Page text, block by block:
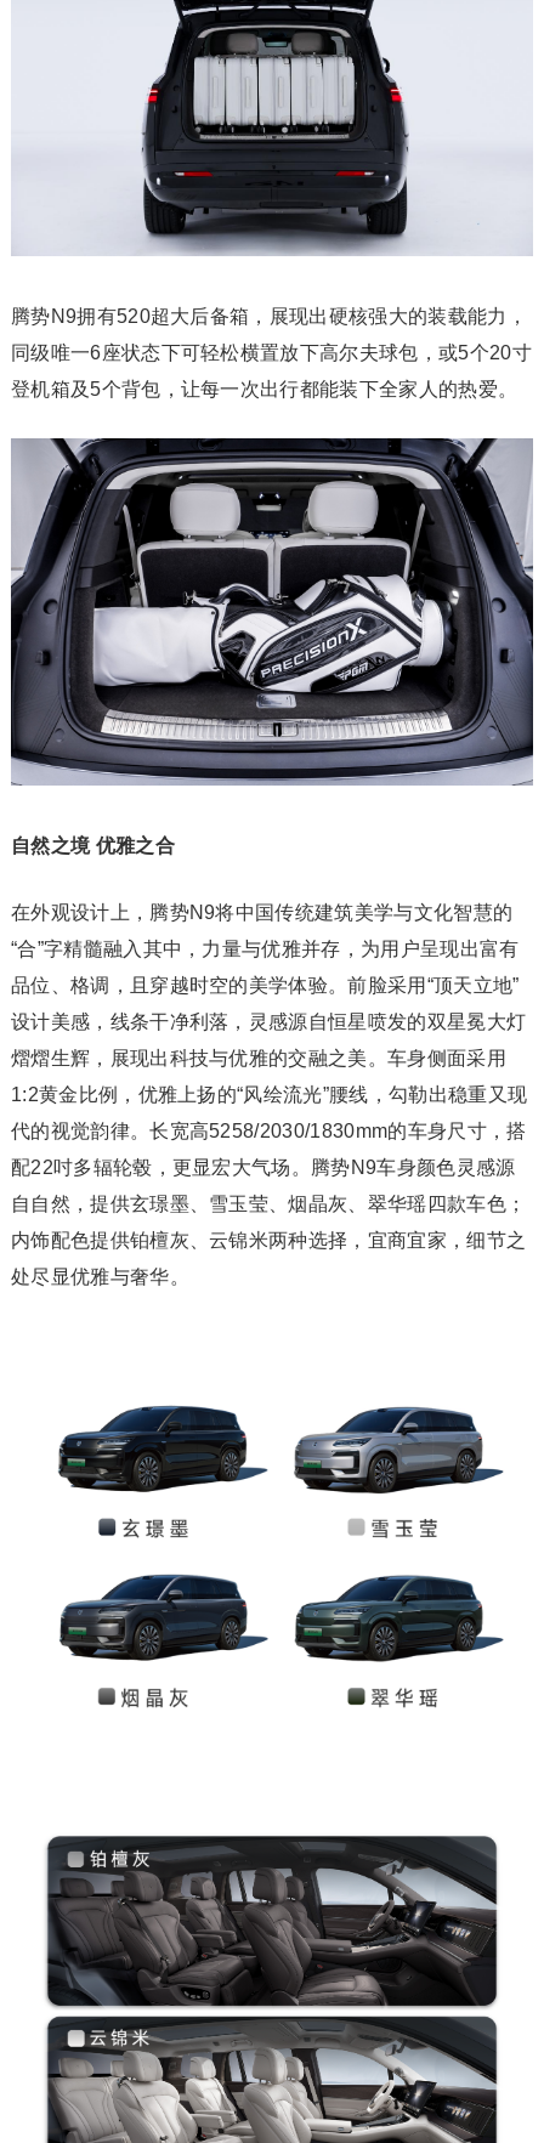
腾势N9拥有520超大后备箱，展现出硬核强大的装载能力，
同级唯一6座状态下可轻松横置放下高尔夫球包，或5个20寸
登机箱及5个背包，让每一次出行都能装下全家人的热爱。
自然之境 优雅之合
在外观设计上，腾势N9将中国传统建筑美学与文化智慧的
“合”字精髓融入其中，力量与优雅并存，为用户呈现出富有
品位、格调，且穿越时空的美学体验。前脸采用“顶天立地”
设计美感，线条干净利落，灵感源自恒星喷发的双星冕大灯
熠熠生辉，展现出科技与优雅的交融之美。车身侧面采用
1:2黄金比例，优雅上扬的“风绘流光”腰线，勾勒出稳重又现
代的视觉韵律。长宽高5258/2030/1830mm的车身尺寸，搭
配22吋多辐轮毂，更显宏大气场。腾势N9车身颜色灵感源
自自然，提供玄璟墨、雪玉莹、烟晶灰、翠华瑶四款车色；
内饰配色提供铂檀灰、云锦米两种选择，宜商宜家，细节之
处尽显优雅与奢华。